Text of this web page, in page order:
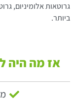
גרוטאות אלומיניום,
ביותר.
אז מה היה